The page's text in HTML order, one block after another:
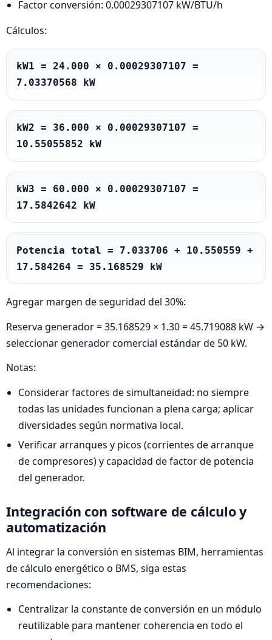
Factor conversión: 0.00029307107 kW/BTU/h
Cálculos:
kW1 = 24.000 × 0.00029307107 =
7.03370568 kW
kW2 = 36.000 × 0.00029307107 =
10.55055852 kW
kW3 = 60.000 × 0.00029307107 =
17.5842642 kW
Potencia total = 7.033706 + 10.550559 +
17.584264 = 35.168529 kW
Agregar margen de seguridad del 30%:
Reserva generador = 35.168529 × 1.30 = 45.719088 kW →
seleccionar generador comercial estándar de 50 kW.
Notas:
Considerar factores de simultaneidad: no siempre
todas las unidades funcionan a plena carga; aplicar
diversidades según normativa local.
Verificar arranques y picos (corrientes de arranque
de compresores) y capacidad de factor de potencia
del generador.
Integración con software de cálculo y
automatización
Al integrar la conversión en sistemas BIM, herramientas
de cálculo energético o BMS, siga estas
recomendaciones:
Centralizar la constante de conversión en un módulo
reutilizable para mantener coherencia en todo el